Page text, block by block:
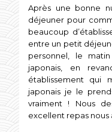
Après une bonne
déjeuner pour
beaucoup
entre un petit
personnel, le
japonais, en
établissement qui
japonais je le
vraiment ! Nous
excellent repas nous